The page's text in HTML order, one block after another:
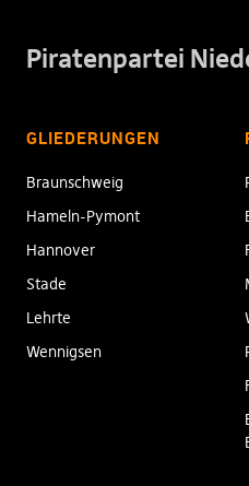
Piratenpartei
GLIEDERUNGEN
Braunschweig
Hameln-Pymont
Hannover
Stade
Lehrte
Wennigsen